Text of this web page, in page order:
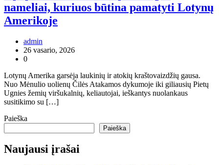
nameliai, kuriuos būtina pamatyti Lotynų
Amerikoje
admin
26 vasario, 2026
0
Lotynų Amerika garsėja laukinių ir atokių kraštovaizdžių gausa.
Nuo Mėnulio uolienų Čilės Atakamos dykumoje iki giliausių Pietų
Ugnies žemių viršukalnių, keliautojai, ieškantys nuolankaus
susitikimo su […]
Paieška
Paieška
Naujausi įrašai